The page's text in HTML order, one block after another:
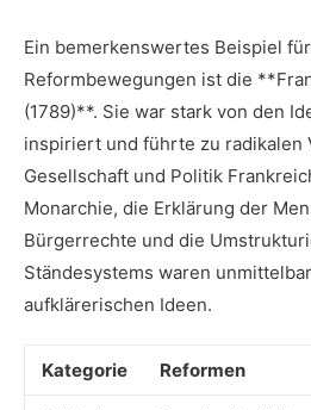
Ein‍ bemerkenswertes Beispiel
Reformbewegungen ist die
(1789)**. Sie war stark von den
inspiriert und führte zu radikalen
Gesellschaft und ​Politik
Monarchie,‍ die Erklärung der⁢
Bürgerrechte und die
Ständesystems ​waren
aufklärerischen Ideen.
Kategorie Reformen